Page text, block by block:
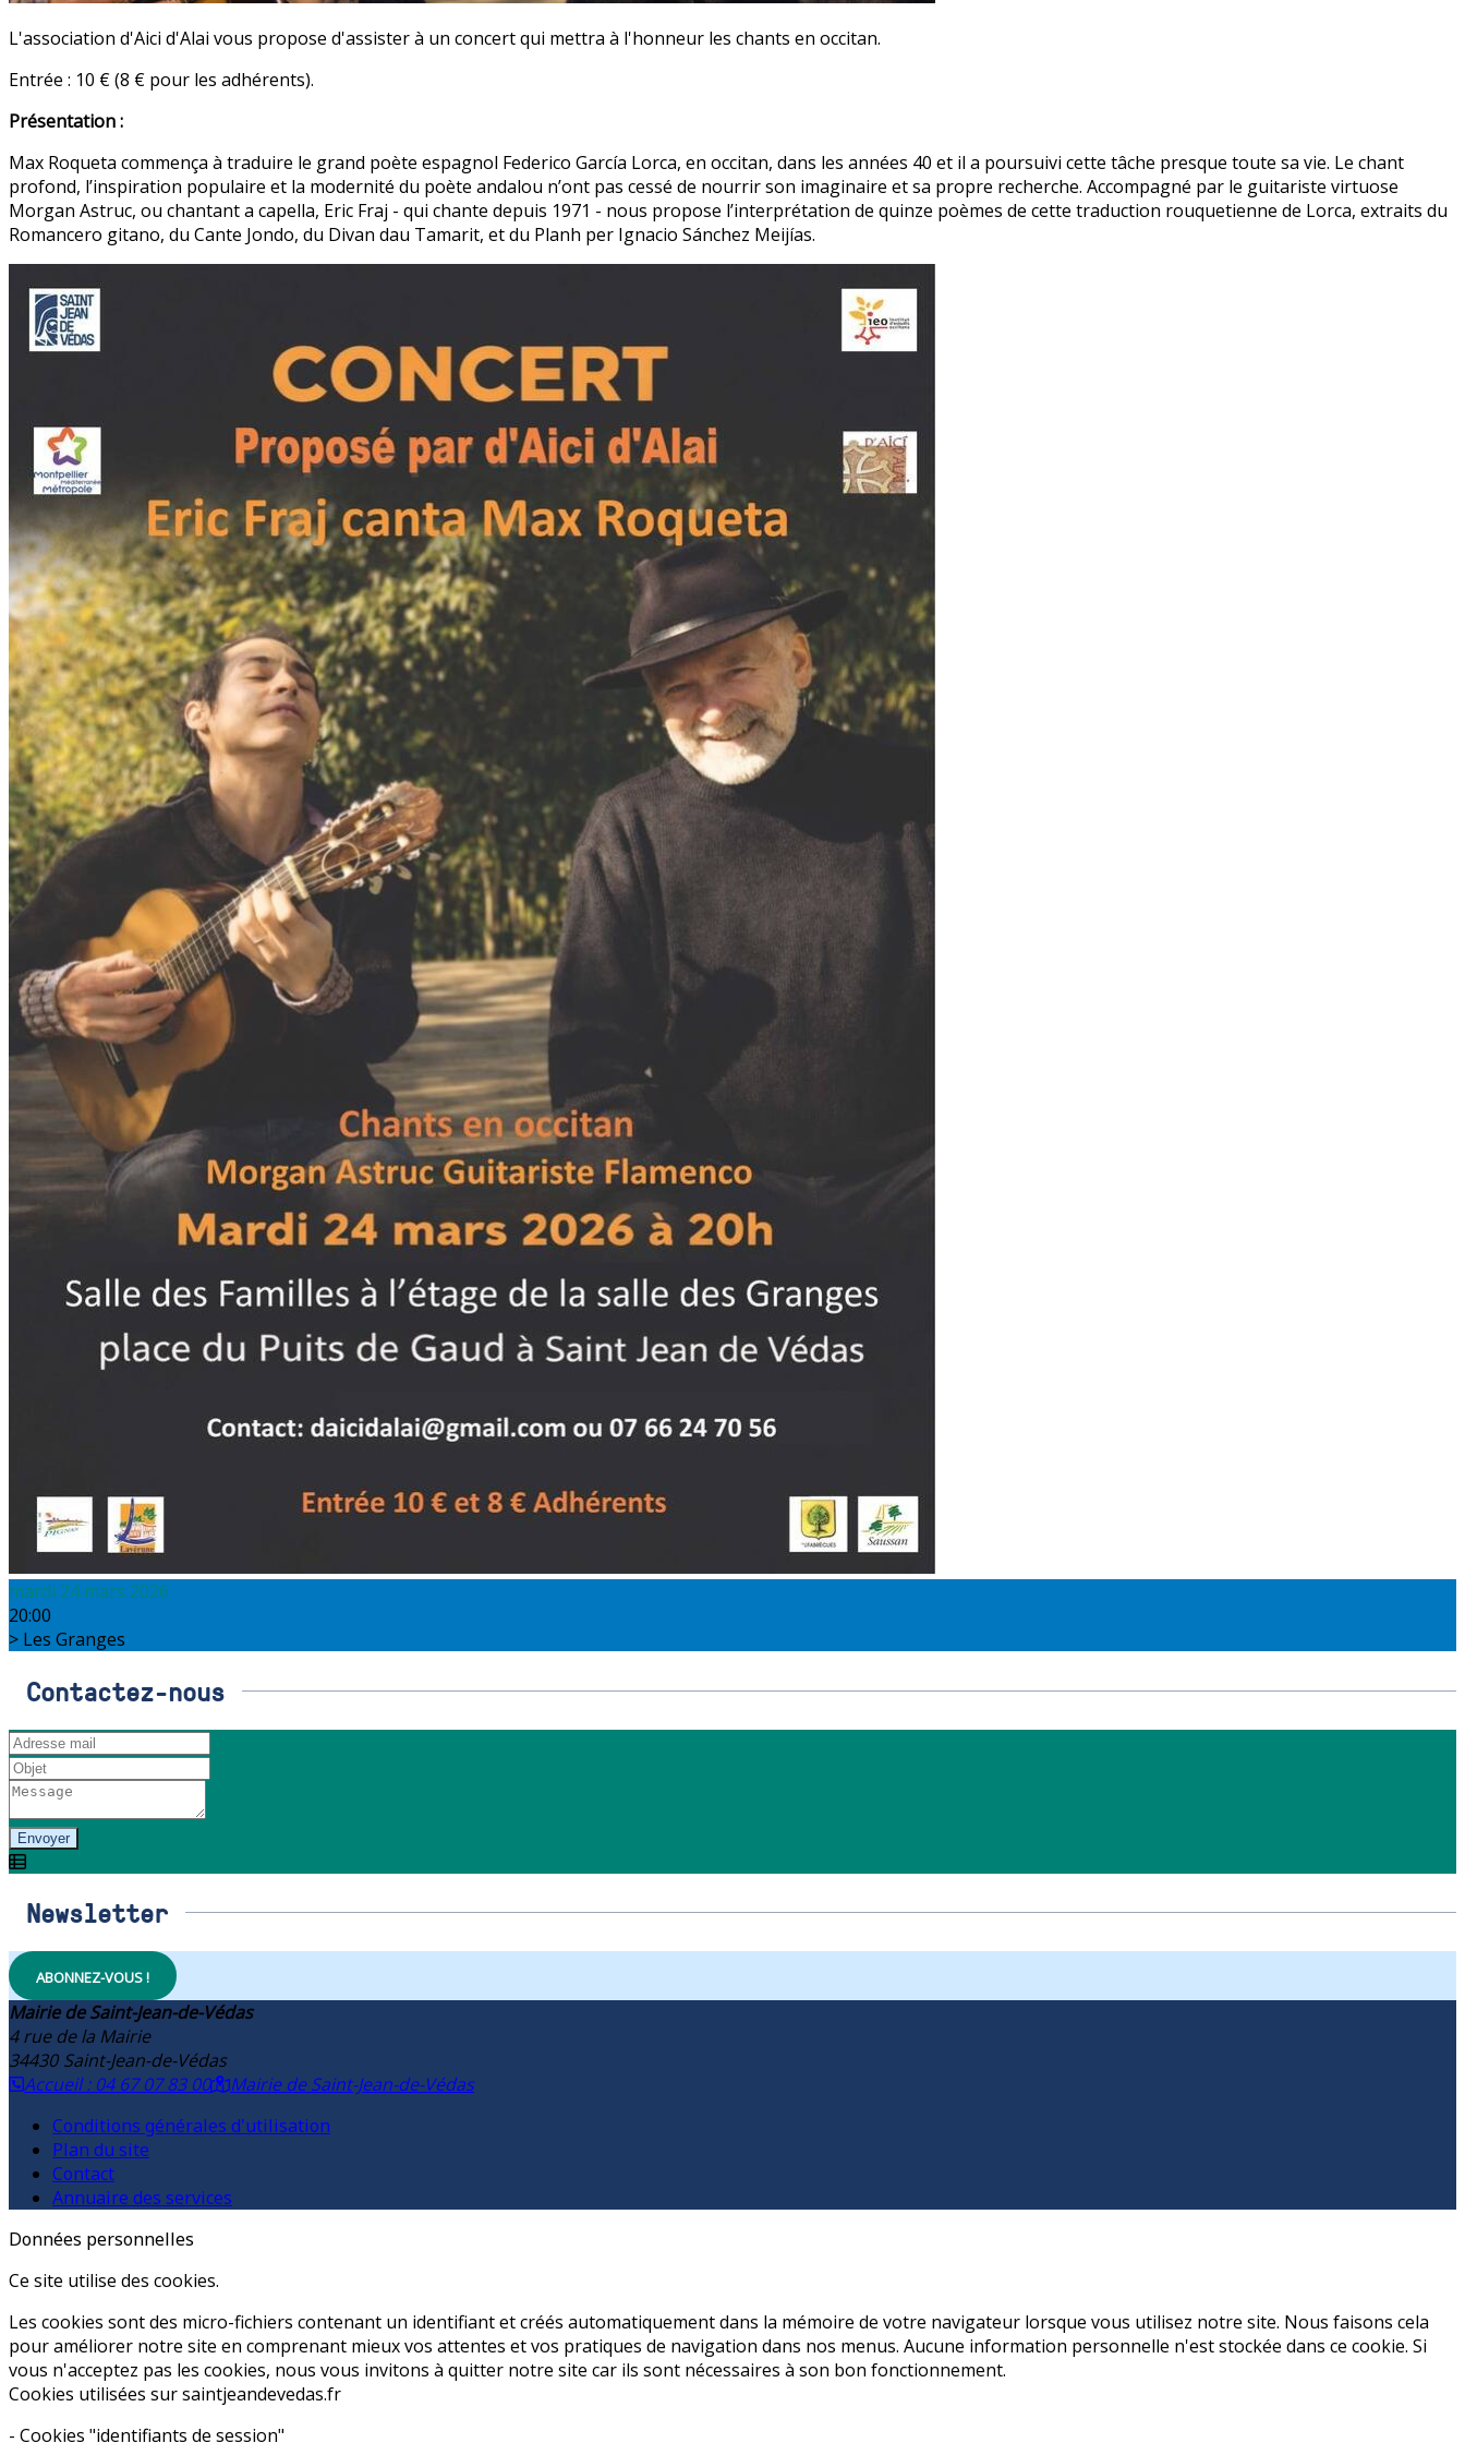
L'association d'Aici d'Alai vous propose d'assister à un concert qui mettra à l'honneur les chants en occitan.
Entrée : 10 € (8 € pour les adhérents).
Présentation :
Max Roqueta commença à traduire le grand poète espagnol Federico García Lorca, en occitan, dans les années 40 et il a poursuivi cette tâche presque toute sa vie. Le chant
profond, l’inspiration populaire et la modernité du poète andalou n’ont pas cessé de nourrir son imaginaire et sa propre recherche. Accompagné par le guitariste virtuose
Morgan Astruc, ou chantant a capella, Eric Fraj - qui chante depuis 1971 - nous propose l’interprétation de quinze poèmes de cette traduction rouquetienne de Lorca, extraits du
Romancero gitano, du Cante Jondo, du Divan dau Tamarit, et du Planh per Ignacio Sánchez Meijías.
mardi 24 mars 2026
20:00
Les Granges
Contactez-nous
Envoyer
Newsletter
ABONNEZ-VOUS !
Mairie de Saint-Jean-de-Védas
4 rue de la Mairie
34430 Saint-Jean-de-Védas
Accueil : 04 67 07 83 00
Mairie de Saint-Jean-de-Védas
Conditions générales d'utilisation
Plan du site
Contact
Annuaire des services
Données personnelles
Ce site utilise des cookies.
Les cookies sont des micro-fichiers contenant un identifiant et créés automatiquement dans la mémoire de votre navigateur lorsque vous utilisez notre site. Nous faisons cela
pour améliorer notre site en comprenant mieux vos attentes et vos pratiques de navigation dans nos menus. Aucune information personnelle n'est stockée dans ce cookie. Si
vous n'acceptez pas les cookies, nous vous invitons à quitter notre site car ils sont nécessaires à son bon fonctionnement.
Cookies utilisées sur saintjeandevedas.fr
- Cookies "identifiants de session"